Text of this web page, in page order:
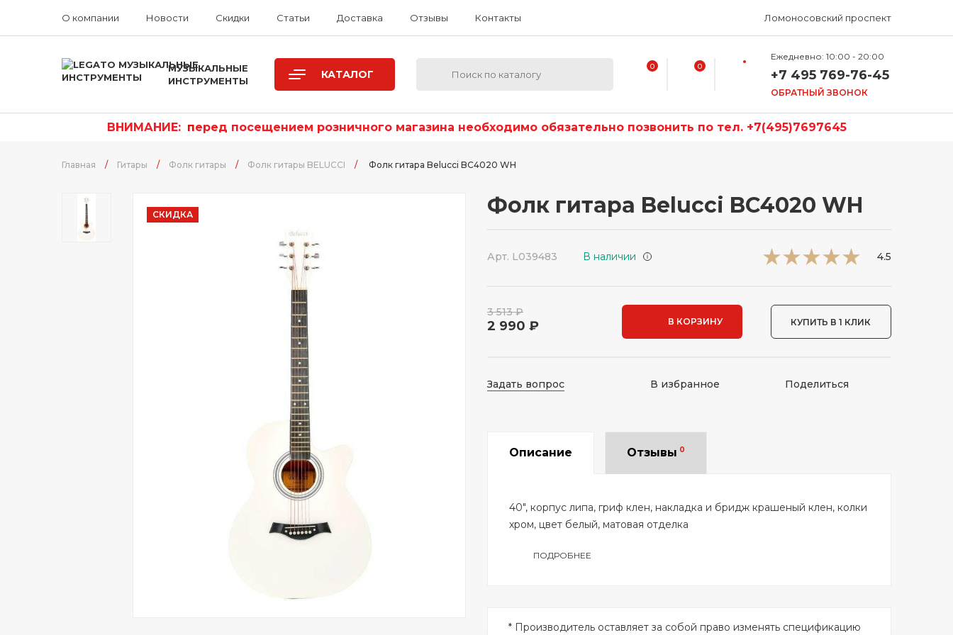
О компании Новости Скидки Статьи Доставка Отзывы Контакты Ломоносовский проспект
МУЗЫКАЛЬНЫЕ
ИНСТРУМЕНТЫ
КАТАЛОГ
0 0
Ежедневно: 10:00 - 20:00
+7 495 769-76-45
ОБРАТНЫЙ ЗВОНОК
ВНИМАНИЕ: перед посещением розничного магазина необходимо обязательно позвонить по тел. +7(495)7697645
Главная / Гитары / Фолк гитары / Фолк гитары BELUCCI / Фолк гитара Belucci BC4020 WH
СКИДКА Фолк гитара Belucci BC4020 WH
Арт. L039483 В наличии i 4.5
3 513 ₽
2 990 ₽ В КОРЗИНУ КУПИТЬ В 1 КЛИК
Задать вопрос В избранное Поделиться
Описание Отзывы 0
40", корпус липа, гриф клен, накладка и бридж крашеный клен, колки
хром, цвет белый, матовая отделка
ПОДРОБНЕЕ
* Производитель оставляет за собой право изменять спецификацию